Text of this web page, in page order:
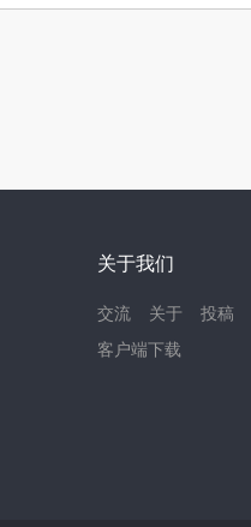
关于我们
交流 关于
投稿
客户端下载